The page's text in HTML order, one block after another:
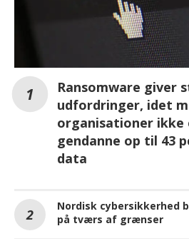
Ransomware giver
udfordringer, idet
organisationer
gendanne op til 43
data
Nordisk cybersikkerhed
på tværs af grænser